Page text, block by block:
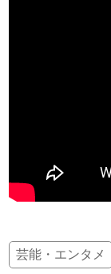
芸能・エンタメ